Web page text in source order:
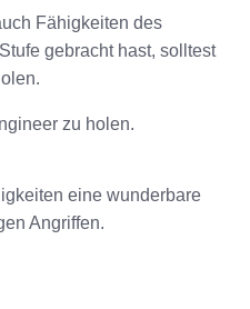
Fähigkeiten des
gebracht hast, solltest
zu holen.
eine wunderbare
Angriffen.